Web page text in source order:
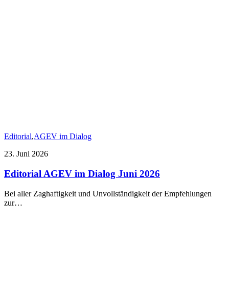
Editorial,AGEV im Dialog
23. Juni 2026
Editorial AGEV im Dialog Juni 2026
Bei aller Zaghaftigkeit und Unvollständigkeit der Empfehlungen
zur…